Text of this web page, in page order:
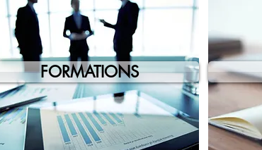
FORMATIONS